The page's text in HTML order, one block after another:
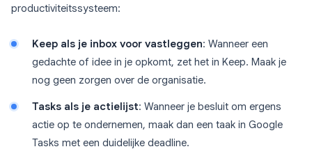
productiviteitssysteem:
Keep als je inbox voor vastleggen: Wanneer een
gedachte of idee in je opkomt, zet het in Keep. Maak je
nog geen zorgen over de organisatie.
Tasks als je actielijst: Wanneer je besluit om ergens
actie op te ondernemen, maak dan een taak in Google
Tasks met een duidelijke deadline.